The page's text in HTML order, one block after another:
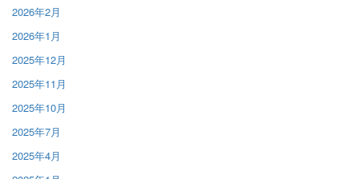
2026年2月
2026年1月
2025年12月
2025年11月
2025年10月
2025年7月
2025年4月